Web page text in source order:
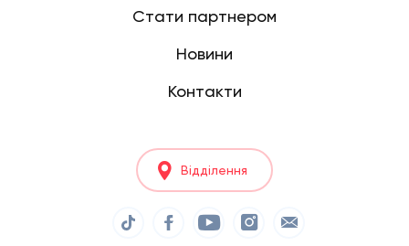
Стати партнером
Новини
Контакти
Відділення